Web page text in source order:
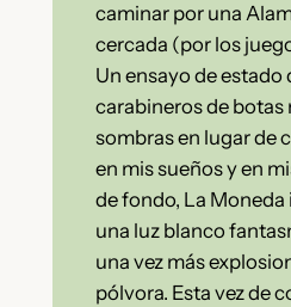
caminar por una
cercada (por los
Un ensayo de estado
carabineros de botas
sombras en lugar de
en mis sueños y en
de fondo, La
una luz blanco
una vez más
pólvora. Esta vez de